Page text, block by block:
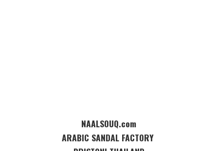
NAALSOUQ.com
ARABIC SANDAL FACTORY